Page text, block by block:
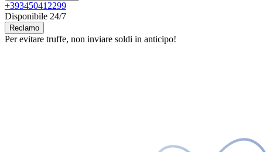
+393450412299
Disponibile 24/7
Reclamo
Per evitare truffe, non inviare soldi in anticipo!